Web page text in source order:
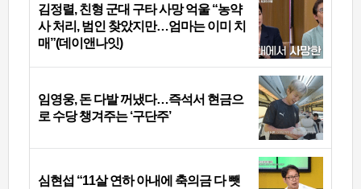
김정렬, 친형 군대 구타 사망 억울 “농약
사 처리, 범인 찾았지만…엄마는 이미 치
매”(데이앤나잇)
임영웅, 돈 다발 꺼냈다…즉석서 현금으
로 수당 챙겨주는 ‘구단주’
심현섭 “11살 연하 아내에 축의금 다 뺏